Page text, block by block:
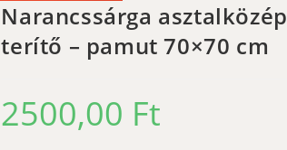
Narancssárga asztalközép
terítő – pamut 70×70 cm
2500,00 Ft